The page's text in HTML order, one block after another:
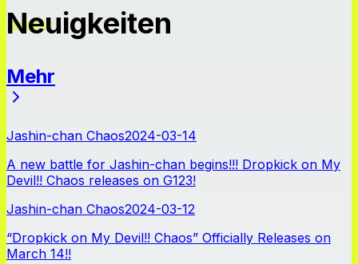
Neuigkeiten
Mehr
Jashin-chan Chaos2024-03-14
A new battle for Jashin-chan begins!!! Dropkick on My
Devil!! Chaos releases on G123!
Jashin-chan Chaos2024-03-12
“Dropkick on My Devil!! Chaos” Officially Releases on
March 14!!